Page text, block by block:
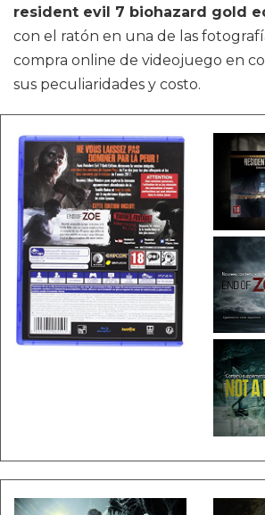
resident evil 7 biohazard gold
con el ratón en una de las
compra online de videojuego en
sus peculiaridades y costo.